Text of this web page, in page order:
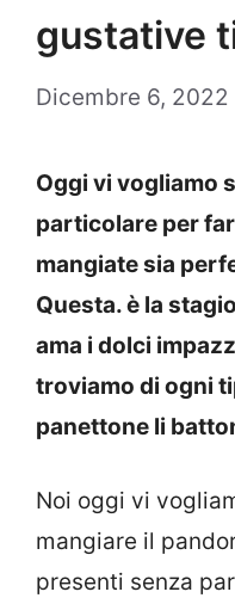
gustative
Dicembre 6, 2022
Oggi vi vogliamo
particolare per
mangiate sia
Questa. è la
ama i dolci
troviamo di ogni
panettone li
Noi oggi vi
mangiare il
presenti senza